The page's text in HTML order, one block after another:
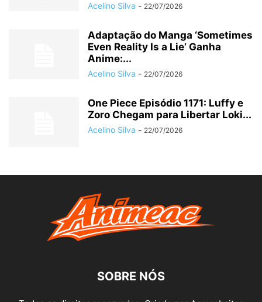
Acelino Silva - 22/07/2026
Adaptação do Manga ‘Sometimes
Even Reality Is a Lie’ Ganha
Anime:...
Acelino Silva - 22/07/2026
One Piece Episódio 1171: Luffy e
Zoro Chegam para Libertar Loki...
Acelino Silva - 22/07/2026
SOBRE NÓS